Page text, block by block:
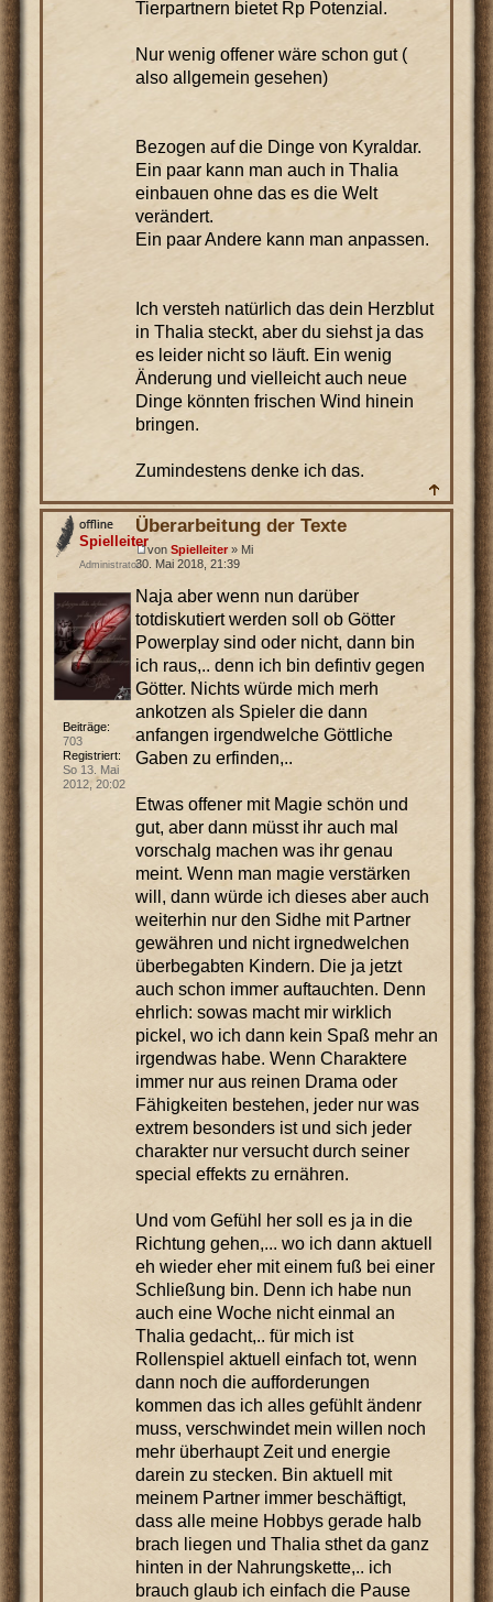
Tierpartnern bietet Rp Potenzial.
Nur wenig offener wäre schon gut (
also allgemein gesehen)
Bezogen auf die Dinge von Kyraldar.
Ein paar kann man auch in Thalia
einbauen ohne das es die Welt
verändert.
Ein paar Andere kann man anpassen.
Ich versteh natürlich das dein Herzblut
in Thalia steckt, aber du siehst ja das
es leider nicht so läuft. Ein wenig
Änderung und vielleicht auch neue
Dinge könnten frischen Wind hinein
bringen.
Zumindestens denke ich das.
Überarbeitung der Texte
von Spielleiter» Mi
30. Mai 2018, 21:39
Naja aber wenn nun darüber
totdiskutiert werden soll ob Götter
Powerplay sind oder nicht, dann bin
ich raus,.. denn ich bin defintiv gegen
Götter. Nichts würde mich merh
ankotzen als Spieler die dann
anfangen irgendwelche Göttliche
Gaben zu erfinden,..
Etwas offener mit Magie schön und
gut, aber dann müsst ihr auch mal
vorschalg machen was ihr genau
meint. Wenn man magie verstärken
will, dann würde ich dieses aber auch
weiterhin nur den Sidhe mit Partner
gewähren und nicht irgnedwelchen
überbegabten Kindern. Die ja jetzt
auch schon immer auftauchten. Denn
ehrlich: sowas macht mir wirklich
pickel, wo ich dann kein Spaß mehr an
irgendwas habe. Wenn Charaktere
immer nur aus reinen Drama oder
Fähigkeiten bestehen, jeder nur was
extrem besonders ist und sich jeder
charakter nur versucht durch seiner
special effekts zu ernähren.
Und vom Gefühl her soll es ja in die
Richtung gehen,... wo ich dann aktuell
eh wieder eher mit einem fuß bei einer
Schließung bin. Denn ich habe nun
auch eine Woche nicht einmal an
Thalia gedacht,.. für mich ist
Rollenspiel aktuell einfach tot, wenn
dann noch die aufforderungen
kommen das ich alles gefühlt ändenr
muss, verschwindet mein willen noch
mehr überhaupt Zeit und energie
darein zu stecken. Bin aktuell mit
meinem Partner immer beschäftigt,
dass alle meine Hobbys gerade halb
brach liegen und Thalia sthet da ganz
hinten in der Nahrungskette,.. ich
brauch glaub ich einfach die Pause
Spielleiter
Administrator
Beiträge:
703
Registriert:
So 13. Mai
2012, 20:02